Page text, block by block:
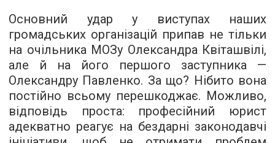
Основний удар у виступах наших
громадських організацій припав не тільки
на очільника МОЗу Олександра Квіташвілі,
але й на його першого заступника —
Олександру Павленко. За що? Нібито вона
постійно всьому перешкоджає. Можливо,
відповідь проста: професійний юрист
адекватно реагує на бездарні законодавчі